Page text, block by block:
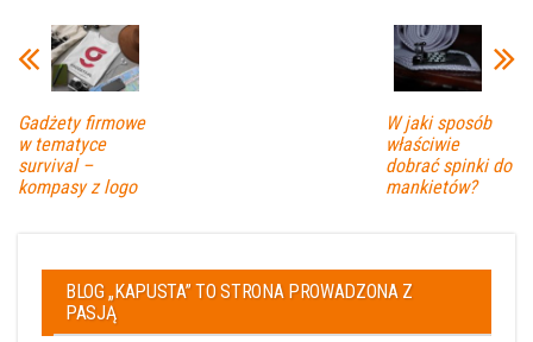
Gadżety firmowe
w tematyce
survival –
kompasy z logo
W jaki sposób
właściwie
dobrać spinki do
mankietów?
BLOG „KAPUSTA” TO STRONA PROWADZONA Z
PASJĄ